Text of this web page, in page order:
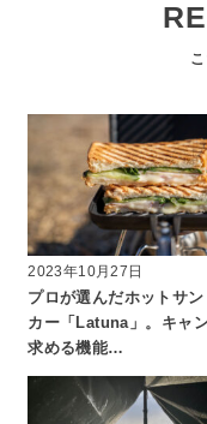
2023年10月27日
プロが選んだホットサ
カー「Latuna」。キャ
求める機能…